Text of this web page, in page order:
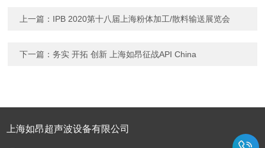
上一篇： IPB 2020第十八届上海粉体加工/散料输送展览会
下一篇：务实 开拓 创新 上海如昂征战API China
上海如昂超声波设备有限公司